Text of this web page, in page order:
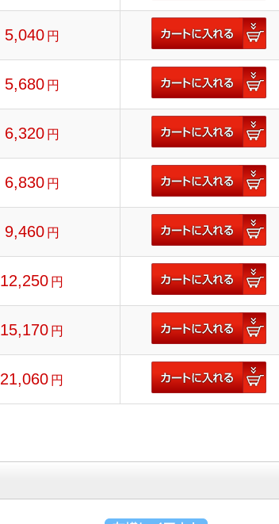
5,040 円
5,680 円
6,320 円
6,830 円
9,460 円
12,250 円
15,170 円
21,060 円